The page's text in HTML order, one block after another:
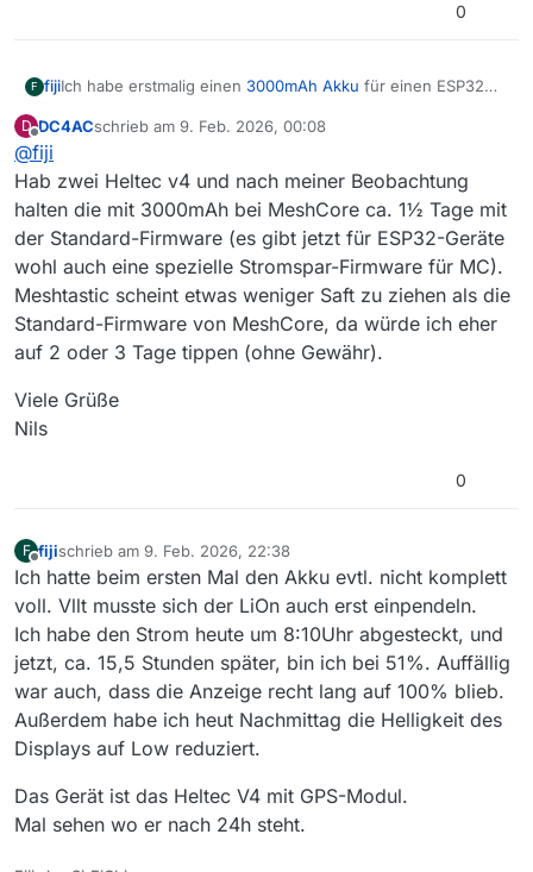
0
F fijiIch habe erstmalig einen 3000mAh Akku für einen ESP32
hält.
mal wie lange die Laufzeit sein wird.
Ich gehe aber davon aus dass es für ein stationäres
Standalone-Gerät eher der 10.000mAh Akkumit einem
Solarpanel sein darf.
D
Offline
DC4ACschrieb am 9. Feb. 2026, 00:08
zuletzt editiert von
@fiji
Hab zwei Heltec v4 und nach meiner Beobachtung
halten die mit 3000mAh bei MeshCore ca. 1½ Tage mit
der Standard-Firmware (es gibt jetzt für ESP32-Geräte
wohl auch eine spezielle Stromspar-Firmware für MC).
Meshtastic scheint etwas weniger Saft zu ziehen als die
Standard-Firmware von MeshCore, da würde ich eher
auf 2 oder 3 Tage tippen (ohne Gewähr).
Viele Grüße
Nils
0
F
Offline
fijischrieb am 9. Feb. 2026, 22:38
zuletzt editiert von
Ich hatte beim ersten Mal den Akku evtl. nicht komplett
voll. Vllt musste sich der LiOn auch erst einpendeln.
Ich habe den Strom heute um 8:10Uhr abgesteckt, und
jetzt, ca. 15,5 Stunden später, bin ich bei 51%. Auffällig
war auch, dass die Anzeige recht lang auf 100% blieb.
Außerdem habe ich heut Nachmittag die Helligkeit des
Displays auf Low reduziert.
Das Gerät ist das Heltec V4 mit GPS-Modul.
Mal sehen wo er nach 24h steht.